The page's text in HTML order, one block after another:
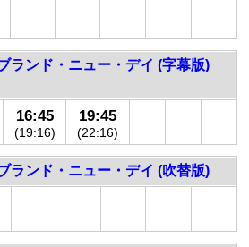
ランド・ニュー・デイ (字幕版)
16:45
(19:16)
19:45
(22:16)
ランド・ニュー・デイ (吹替版)